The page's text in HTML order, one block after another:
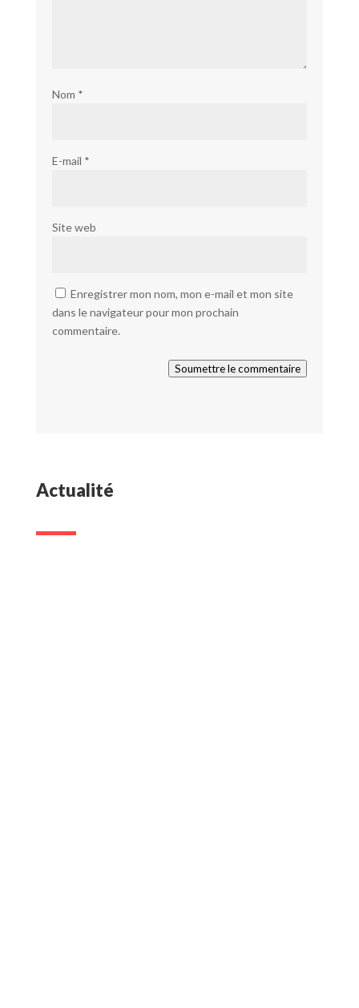
Nom *
E-mail *
Site web
Enregistrer mon nom, mon e-mail et mon site
dans le navigateur pour mon prochain
commentaire.
Soumettre le commentaire
Actualité